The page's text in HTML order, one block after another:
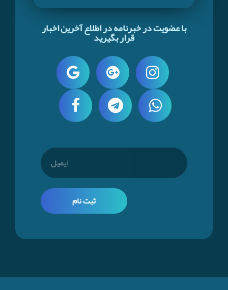
با عضویت در خبرنامه در اطلاع آخرین اخبار
قرار بگیرید
ثبت نام